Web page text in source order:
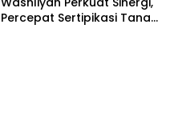
Percepat Sertipikasi Tanah